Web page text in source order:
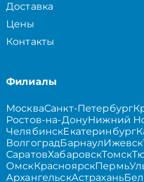
Доставка
Цены
Контакты
Филиалы
МоскваСанкт-Петербург
Ростов-на-ДонуНижний
ЧелябинскЕкатеринбург
ВолгоградБарнаулИжевск
СаратовХабаровскТомск
ОмскКрасноярскПермь
АрхангельскАстрахань